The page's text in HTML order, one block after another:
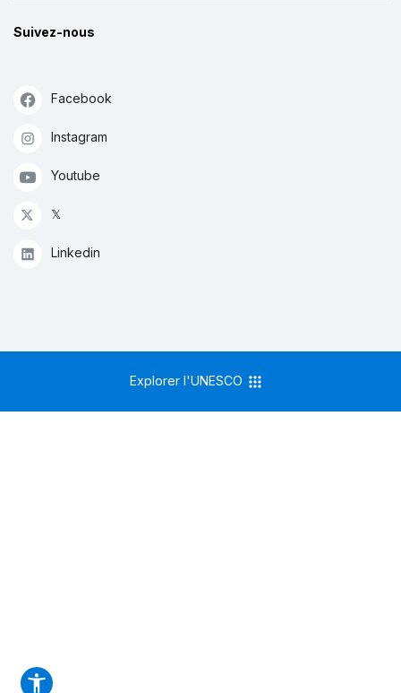
Suivez-nous
Facebook
Instagram
Youtube
𝕏
Linkedin
Explorer l'UNESCO